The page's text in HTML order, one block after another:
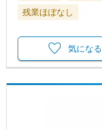
残業ほぼなし
気になる